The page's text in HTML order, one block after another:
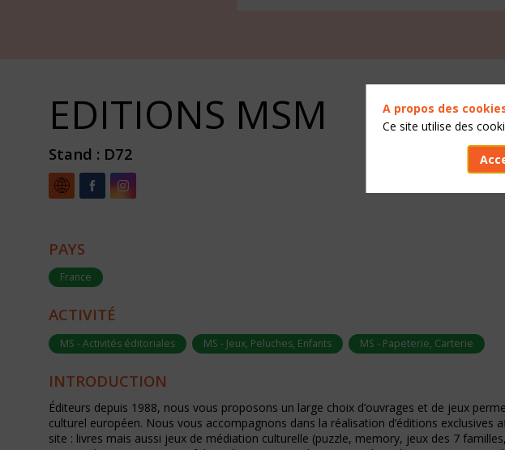
EDITIONS MSM
Stand : D72
PAYS
France
ACTIVITÉ
MS - Activités éditoriales MS - Jeux, Peluches, Enfants MS - Papeterie, Carterie
INTRODUCTION
Éditeurs depuis 1988, nous vous proposons un large choix d’ouvrages et de jeux
culturel européen. Nous vous accompagnons dans la réalisation d’éditions
site : livres mais aussi jeux de médiation culturelle (puzzle, memory, jeux des 7
A propos des
Ce site utilise des